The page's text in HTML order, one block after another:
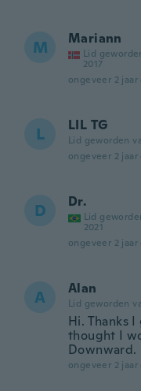
M Mariann
Lid
2017
ongeveer 2
L LIL TG
Lid geworden
ongeveer 2
D Dr.
Lid
2021
ongeveer 2
A Alan
Lid geworden
Hi. Thanks
thought I
Downward.
ongeveer 2